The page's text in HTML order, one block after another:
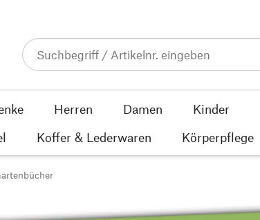
Herren Damen Kinder
Koffer & Lederwaren Körperpflege